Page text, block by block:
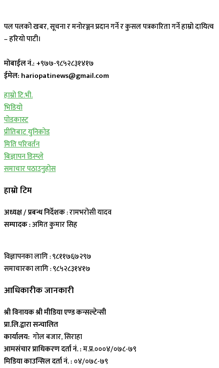
पल पलको खबर, सूचना र मनोरञ्जन प्रदान गर्ने र कुसल पत्रकारिता गर्ने हाम्रो दायित्व
– हरियो पाटी।
मोबाईल नं.: +९७७-९८५२८३१४१७
ईमेल: hariopatinews@gmail.com
हाम्रो टि.भी.
भिडियो
पोडकास्ट
प्रीतिबाट युनिकोड
मिति परिवर्तन
बिज्ञापन डिस्प्ले
समाचार पठाउनुहोस
हाम्रो टिम
अध्यक्ष / प्रबन्ध निर्देशक: रामभरोसी यादव
सम्पादक :अमित कुमार सिह
विज्ञापनका लागि : ९८११७६७२९७
समाचारका लागि : ९८५२८३१४१७
आधिकारीक जानकारी
श्री विनायक श्री मीडिया एण्ड कन्सल्टेन्सी
प्रा.लि.द्वारा सन्चालित
कार्यालय: गोल बजार, सिराहा
आमसंचार प्राधिकरण दर्ता नं. :म.प्र.०००४/०७८-७९
मिडिया काउन्सिल दर्ता नं. : ०४/०७८-७९